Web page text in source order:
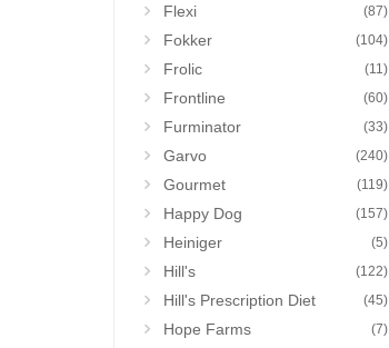
Flexi (87)
Fokker (104)
Frolic (11)
Frontline (60)
Furminator (33)
Garvo (240)
Gourmet (119)
Happy Dog (157)
Heiniger (5)
Hill's (122)
Hill's Prescription Diet (45)
Hope Farms (7)